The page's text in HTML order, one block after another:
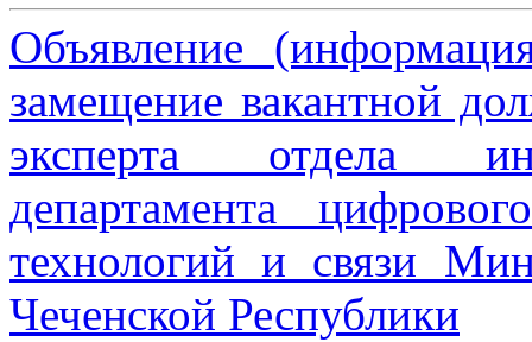
Объявление
замещение вакантной
эксперта отдела
департамента
технологий и связи
Чеченской Республики